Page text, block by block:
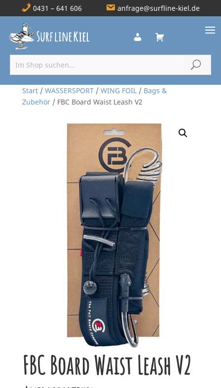
0431 – 641 606 anfrage@surfline-kiel.de
Start/ WASSERSPORT/ WING FOIL/ Bags &
Zubehör/ FBC Board Waist Leash V2
FBC Board Waist Leash V2